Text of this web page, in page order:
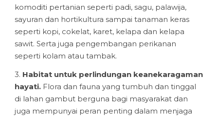
komoditi pertanian seperti padi, sagu, palawija,
sayuran dan hortikultura sampai tanaman keras
seperti kopi, cokelat, karet, kelapa dan kelapa
sawit. Serta juga pengembangan perikanan
seperti kolam atau tambak.
3. Habitat untuk perlindungan keanekaragaman
hayati. Flora dan fauna yang tumbuh dan tinggal
di lahan gambut berguna bagi masyarakat dan
juga mempunyai peran penting dalam menjaga